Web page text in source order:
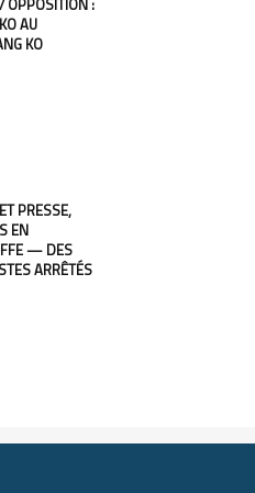
OPPOSITION :
AU
KO
PRESSE,
EN
— DES
ARRÊTÉS